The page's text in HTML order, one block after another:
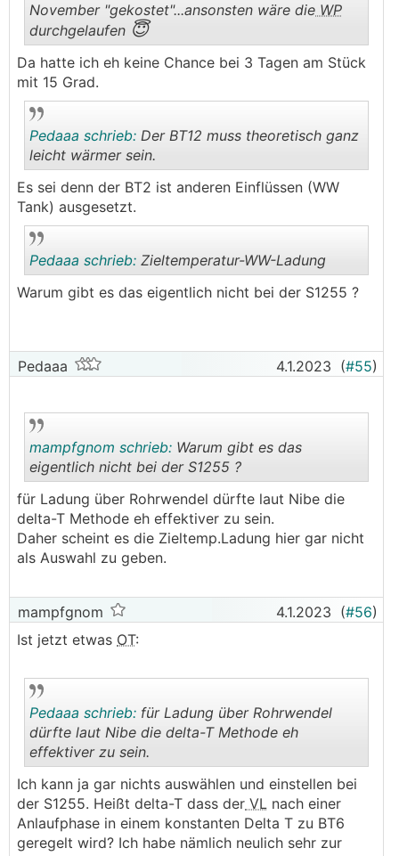
..
November "gekostet"...ansonsten wäre die WP
durchgelaufen 😇
Da hatte ich eh keine Chance bei 3 Tagen am Stück
mit 15 Grad.
Pedaaa schrieb: Der BT12 muss theoretisch ganz
leicht wärmer sein.
Es sei denn der BT2 ist anderen Einflüssen (WW
Tank) ausgesetzt.
Pedaaa schrieb: Zieltemperatur-WW-Ladung
Warum gibt es das eigentlich nicht bei der S1255 ?
Pedaaa 4.1.2023 (#55)
..
mampfgnom schrieb: Warum gibt es das
eigentlich nicht bei der S1255 ?
für Ladung über Rohrwendel dürfte laut Nibe die
delta-T Methode eh effektiver zu sein.
Daher scheint es die Zieltemp.Ladung hier gar nicht
als Auswahl zu geben.
mampfgnom 4.1.2023 (#56)
Ist jetzt etwas OT:
..
Pedaaa schrieb: für Ladung über Rohrwendel
dürfte laut Nibe die delta-T Methode eh
effektiver zu sein.
Ich kann ja gar nichts auswählen und einstellen bei
der S1255. Heißt delta-T dass der VL nach einer
Anlaufphase in einem konstanten Delta T zu BT6
geregelt wird? Ich habe nämlich neulich sehr zur